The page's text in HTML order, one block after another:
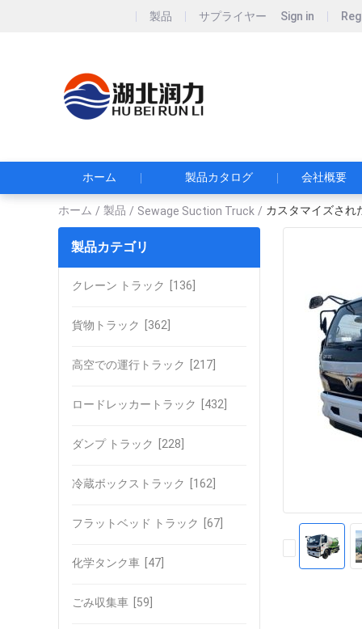
製品 サプライヤー Sign in
ホーム 製品カタログ 会社概要
ホーム / 製品 / Sewage Suction Truck / カスタマイズされ
製品カテゴリ
クレーン トラック [136]
貨物トラック [362]
高空での運行トラック [217]
ロードレッカートラック [432]
ダンプ トラック [228]
冷蔵ボックストラック [162]
フラットベッド トラック [67]
化学タンク車 [47]
ごみ収集車 [59]